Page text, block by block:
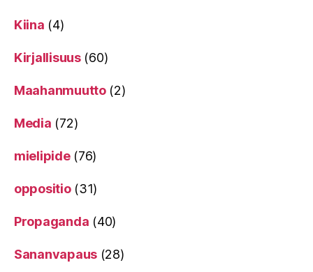
Kiina (4)
Kirjallisuus(60)
Maahanmuutto(2)
Media (72)
mielipide(76)
oppositio(31)
Propaganda (40)
Sananvapaus (28)